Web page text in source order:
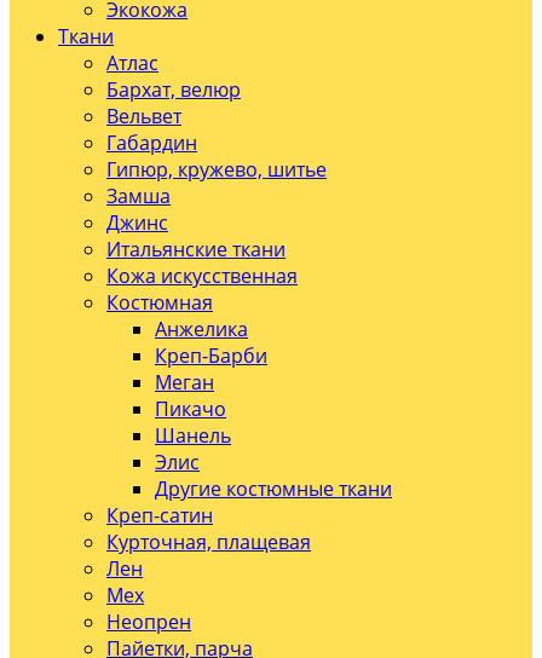
Экокожа
Ткани
Атлас
Бархат, велюр
Вельвет
Габардин
Гипюр, кружево, шитье
Замша
Джинс
Итальянские ткани
Кожа искусственная
Костюмная
Анжелика
Креп-Барби
Меган
Пикачо
Шанель
Элис
Другие костюмные ткани
Креп-сатин
Курточная, плащевая
Лен
Мех
Неопрен
Пайетки, парча